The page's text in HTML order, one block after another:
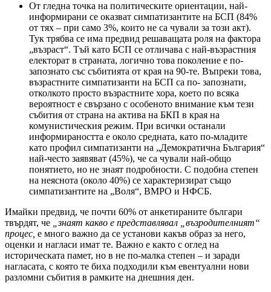
От гледна точка на политическите ориентации, най-
информирани се оказват симпатизантите на БСП (84%
от тях – при само 3%, които не са чували за този акт).
Тук трябва се има предвид решаващата роля на фактора
„възраст“. Тъй като БСП се отличава с най-възрастния
електорат в страната, логично това поколение е по-
запознато със събитията от края на 90-те. Въпреки това,
възрастните симпатизанти на БСП са по- запознати,
отколкото просто възрастните хора, което по всяка
вероятност е свързано с особеното внимание към тези
събития от страна на актива на БКП в края на
комунистическия режим. При всички останали
информираността е около средната, като по-младите
като профил симпатизанти на „Демократична България“
най-често заявяват (45%), че са чували най-общо
понятието, но не знаят подробности. С подобна степен
на неяснота (около 40%) се характеризират също
симпатизантите на „Воля“, ВМРО и НФСБ.
Имайки предвид, че почти 60% от анкетираните българи
твърдят, че
„знаят какво е представлявал „възродителният“
процес, е много важно да се установи какъв образ за него,
оценки и нагласи имат те. Важно е както с оглед на
историческата памет, но в не по-малка степен – и заради
нагласата, с която те биха подходили към евентуални нови
разломни събития в рамките на днешния ден.